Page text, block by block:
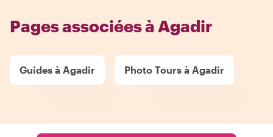
Pages associées à Agadir
Guides à Agadir Photo Tours à Agadir